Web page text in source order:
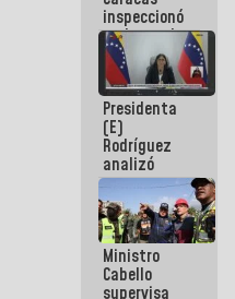
diálogo
inspeccionó
trabajos de
rehabilitación
y
modernización
de la vía
férrea
Presidenta
(E)
Rodríguez
analizó
junto a
gobernadores
planes de
recuperación
del Sistema
Eléctrico
Ministro
Cabello
supervisa